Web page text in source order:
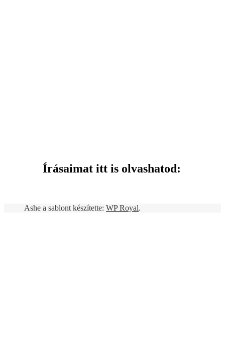
Írásaimat itt is olvashatod:
Ashe a sablont készítette: WP Royal.